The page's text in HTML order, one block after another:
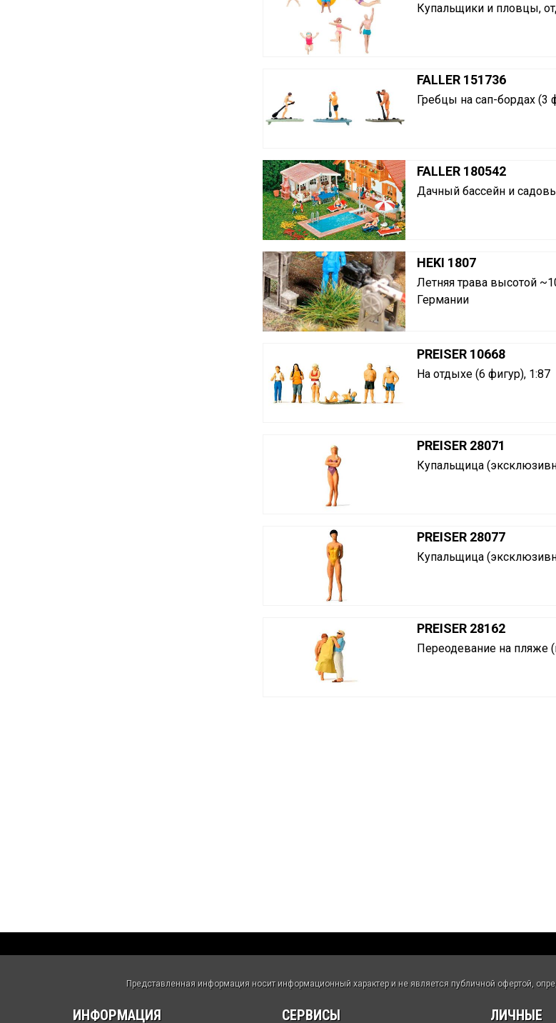
Купальщики и пловцы,
FALLER 151736
Гребцы на сап-бордах (3
FALLER 180542
Дачный бассейн и
HEKI 1807
Летняя трава высотой
Германии
PREISER 10668
На отдыхе (6 фигур), 1:87
PREISER 28071
Купальщица
PREISER 28077
Купальщица
PREISER 28162
Переодевание на пляже
Представленная информация носит информационный характер и не является публичной офертой,
ИНФОРМАЦИЯ СЕРВИСЫ ЛИЧНЫЕ